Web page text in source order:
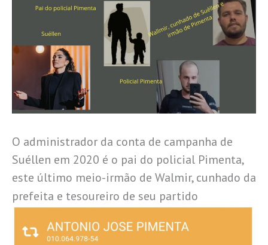
O administrador da conta de campanha de
Suéllen em 2020 é o pai do policial Pimenta,
este último meio-irmão de Walmir, cunhado da
prefeita e tesoureiro de seu partido